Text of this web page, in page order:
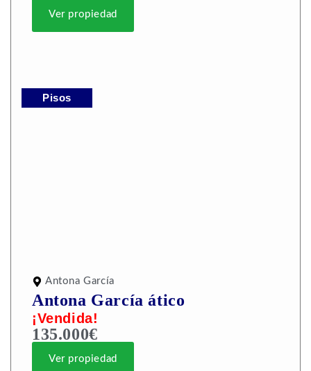
Ver propiedad
Pisos
Antona García
Antona García ático
¡Vendida!
135.000€
Ver propiedad